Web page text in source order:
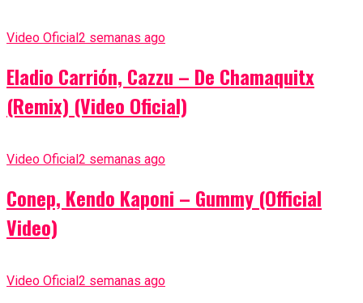
Video Oficial2 semanas ago
Eladio Carrión, Cazzu – De Chamaquitx
(Remix) (Video Oficial)
Video Oficial2 semanas ago
Conep, Kendo Kaponi – Gummy (Official
Video)
Video Oficial2 semanas ago